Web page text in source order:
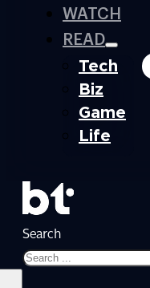
WATCH
READ
Tech
Biz
Game
Life
Search